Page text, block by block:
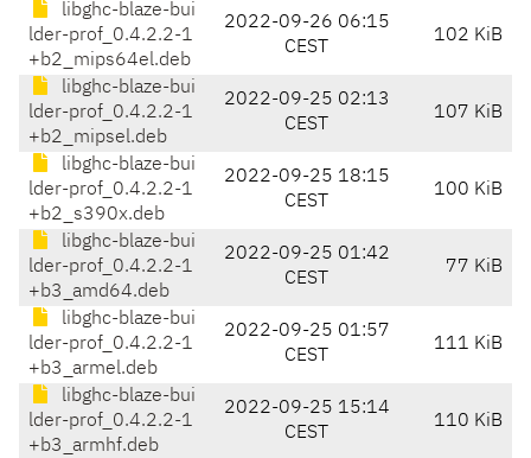
libghc-blaze-bui
lder-prof_0.4.2.2-1
+b2_mips64el.deb
2022-09-26 06:15
CEST
102 KiB
libghc-blaze-bui
lder-prof_0.4.2.2-1
+b2_mipsel.deb
2022-09-25 02:13
CEST
107 KiB
libghc-blaze-bui
lder-prof_0.4.2.2-1
+b2_s390x.deb
2022-09-25 18:15
CEST
100 KiB
libghc-blaze-bui
lder-prof_0.4.2.2-1
+b3_amd64.deb
2022-09-25 01:42
CEST
77 KiB
libghc-blaze-bui
lder-prof_0.4.2.2-1
+b3_armel.deb
2022-09-25 01:57
CEST
111 KiB
libghc-blaze-bui
lder-prof_0.4.2.2-1
+b3_armhf.deb
2022-09-25 15:14
CEST
110 KiB